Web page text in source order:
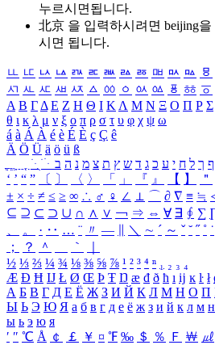
누르시면됩니다.
北京 을 입력하시려면 beijing을
시면 됩니다.
ㅥ ㅦ ㅧ ㅨ ㅩ ㅪ ㅫ ㅬ ㅭ ㅮ ㅯ ㅰ ㅱ
ㅺ ㅻ ㅼ ㅽ ㅾ ㅿ ㆀ ㆁ ㆂ ㆃ ㆄ ㆅ ㆆ
Α Β ΓΔ Ε Ζ Η Θ Ι ΚΛ Μ Ν Ξ Ο Π Ρ Σ
θ ι κ λ μ ν ξ ο π ρ σ τ υ φ χ ψ ω
á à Á À é è É È ç Ç ê
Ä Ö Ü ä ö ü ß
ִֶֹ ֻּ ׁׂ ף ך ל ח י ע כ ג ד ש ץ ת צ מ נ ה ב
‘ ’ “ ” 〔 〕 〈 〉 「 」 『 』 【 】 ＂
± × ÷ ≠ ≤ ≥ ∞ ∴ ♂ ♀ ∠ ⊥ ⌒ ∂ ∇ ≡ ≒
⊆ ⊇ ⊂ ⊃ ∪ ∩ ∧ ∨ ￢ ⇒ ⇔ ∀ ∃ ∮ ∑
、
。 · ‥ … ¨ 〃 ― ＼ ∼ ´ ～ ˇ ˘ ˝ ˚ ˙
；
？ ＾ ｀
½ ⅓ ⅔ ¼ ¾ ⅛ ⅜ ⅝ ⅞ ¹ ² ³ ⁴ ⁿ ₁ ₂ ₃ ₄
Æ Ð Ħ Ĳ Ł Ø Œ Þ Ŧ Ŋ æ đ ð ħ ı ĳ ĸ ŀ ł
А Б В Г Д Е Ё Ж З И Й К Л М Н О П
Ы Ь Э Ю Я а б в г д е ё ж з и й к л м н
ы ь э ю я
′ ″ ℃ Å ￠ ￡ ￥ ¤ ℉ ‰ ＄ ％ Ｆ ￦ ㎕